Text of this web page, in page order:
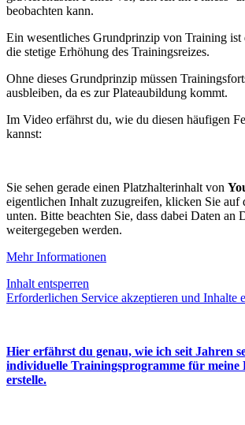
beobachten kann.
Ein wesentliches Grundprinzip von Training ist
die stetige Erhöhung des Trainingsreizes.
Ohne dieses Grundprinzip müssen
ausbleiben, da es zur Plateaubildung kommt.
Im Video erfährst du, wie du diesen häufigen
kannst:
Sie sehen gerade einen Platzhalterinhalt von
eigentlichen Inhalt zuzugreifen, klicken Sie auf
unten. Bitte beachten Sie, dass dabei Daten an
weitergegeben werden.
Mehr Informationen
Inhalt entsperren
Erforderlichen Service akzeptieren und Inhalte
Hier erfährst du genau, wie ich seit Jahren
individuelle Trainingsprogramme für meine
erstelle.